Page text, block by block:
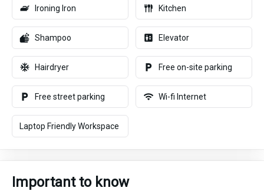
Ironing Iron Kitchen
Shampoo Elevator
Hairdryer Free on-site parking
Free street parking Wi-fi Internet
Laptop Friendly Workspace
Important to know